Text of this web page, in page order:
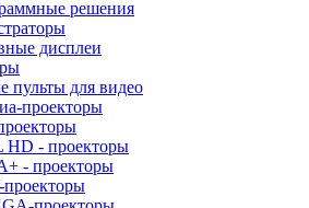
решения
дисплеи
для видео
проекторы
HD - проекторы
- проекторы